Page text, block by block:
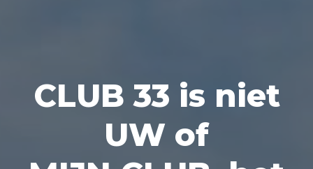
CLUB 33 is niet
UW of